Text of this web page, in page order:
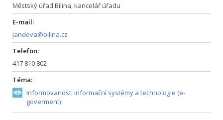
Městský úřad Bílina, kancelář úřadu
E-mail:
jandova@bilina.cz
Telefon:
417 810 802
Téma:
Informovanost, informační systémy a technologie (e-
goverment)